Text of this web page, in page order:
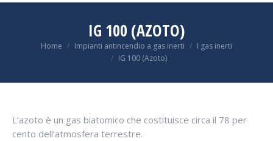
IG 100 (AZOTO)
You are here:
Home Impianti antincendio a gas inerti
I gas inerti
IG 100 (Azoto)
L’azoto è un gas biatomico che costituisce circa il 78 per
cento dell’atmosfera terrestre.